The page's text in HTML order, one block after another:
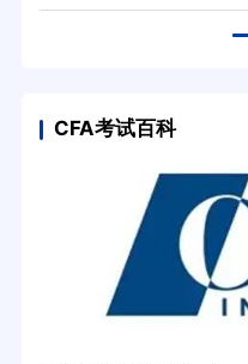
CFA考试百科